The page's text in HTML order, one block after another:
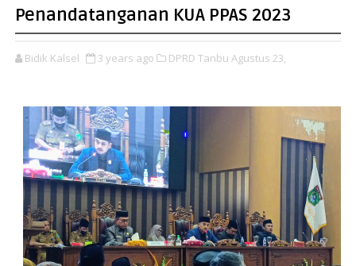
Penandatanganan KUA PPAS 2023
Bidik Kalsel 3 years ago DPRD Tanbu Agustus 23,